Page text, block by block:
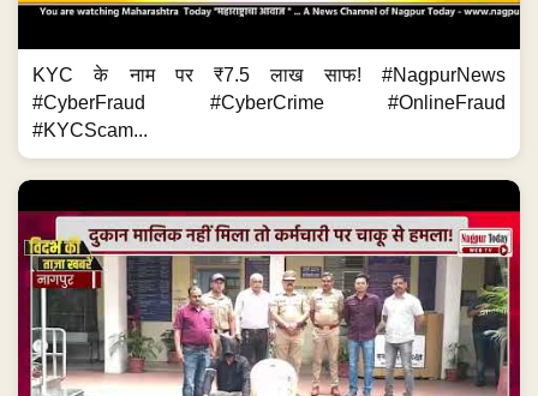
KYC के नाम पर ₹7.5 लाख साफ! #NagpurNews
#CyberFraud #CyberCrime #OnlineFraud
#KYCScam...